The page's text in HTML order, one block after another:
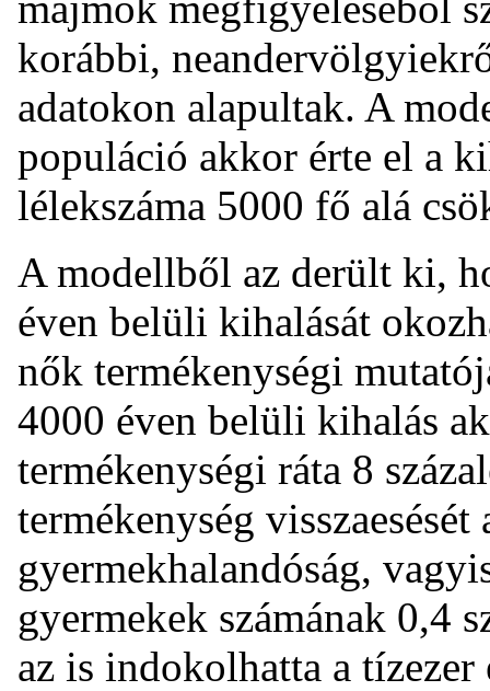
korábbi,
adatokon alapultak. A
populáció akkor érte el a
lélekszáma 5000 fő alá
A modellből az derült ki,
éven belüli kihalását
nők termékenységi
4000 éven belüli kihalás
termékenységi ráta 8
termékenység
gyermekhalandóság,
gyermekek számának 0,4
az is indokolhatta a